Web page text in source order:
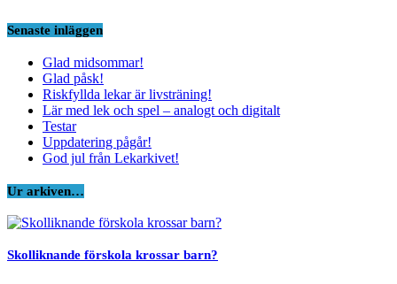
Senaste inläggen
Glad midsommar!
Glad påsk!
Riskfyllda lekar är livsträning!
Lär med lek och spel – analogt och digitalt
Testar
Uppdatering pågår!
God jul från Lekarkivet!
Ur arkiven…
Skolliknande förskola krossar barn?